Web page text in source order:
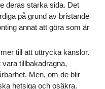
deras starka sida. Det
på grund av bristande
annat att göra som är
till att uttrycka känslor.
tillbakadragna,
Men, om de blir
hetsiga och osäkra.